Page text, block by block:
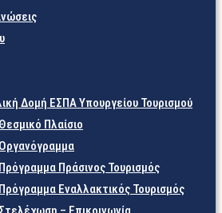
Δομή ΕΣΠΑ Υπουργείου Τουρισμού
Θεσμικό Πλαίσιο
Οργανόγραμμα
Πρόγραμμα Πράσινος Τουρισμός
Πρόγραμμα Εναλλακτικός Τουρισμός